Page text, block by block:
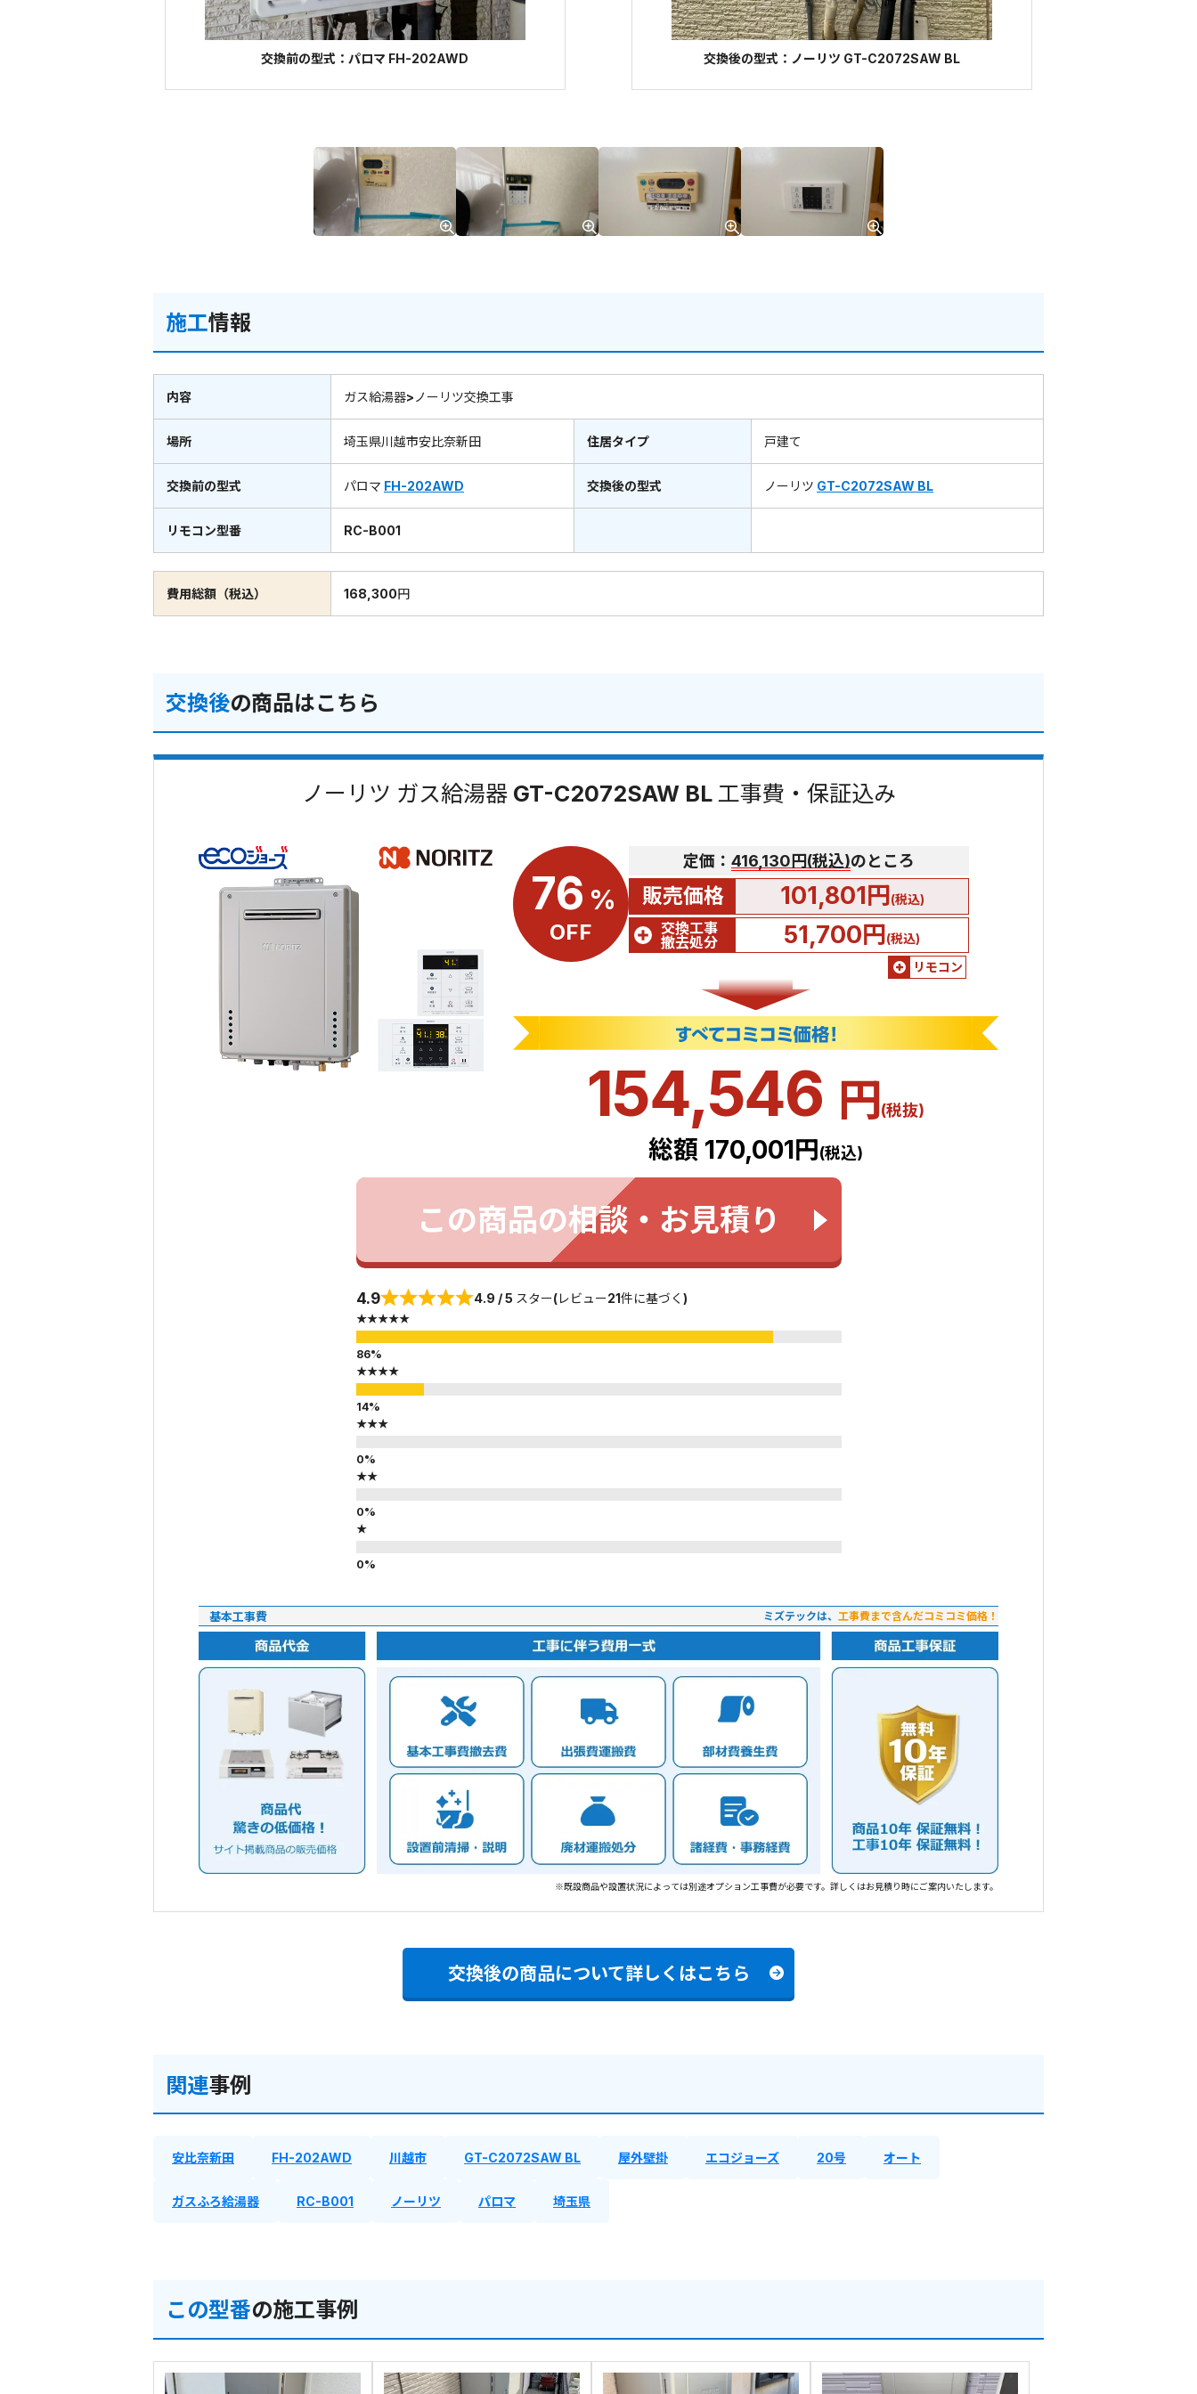
交換前の型式：パロマ FH-202AWD 交換後の型式：ノーリツ GT-C2072SAW BL
施工情報
内容 ガス給湯器>ノーリツ交換工事
場所 埼玉県川越市安比奈新田 住居タイプ 戸建て
交換前の型式 パロマ FH-202AWD 交換後の型式 ノーリツ GT-C2072SAW BL
リモコン型番 RC-B001
費用総額（税込） 168,300円
交換後の商品はこちら
ノーリツ ガス給湯器 GT-C2072SAW BL 工事費・保証込み
76 %
OFF
定価： 416,130円(税込)のところ
販売価格 101,801円(税込)
交換工事
撤去処分
51,700円(税込)
リモコン
154,546 円(税抜)
総額 170,001円(税込)
この商品の相談・お見積り
4.9 4.9 / 5 スター(レビュー21件に基づく)
★★★★★
★★★★
★★★
★★
★
基本工事費 ミズテックは、 工事費まで含んだコミコミ価格！
※既設商品や設置状況によっては別途オプション工事費が必要です。詳しくはお見積り時にご案内いたします。
交換後の商品について詳しくはこちら
関連事例
安比奈新田 FH-202AWD 川越市 GT-C2072SAW BL 屋外壁掛 エコジョーズ 20号 オート
ガスふろ給湯器 RC-B001 ノーリツ パロマ 埼玉県
この型番の施工事例